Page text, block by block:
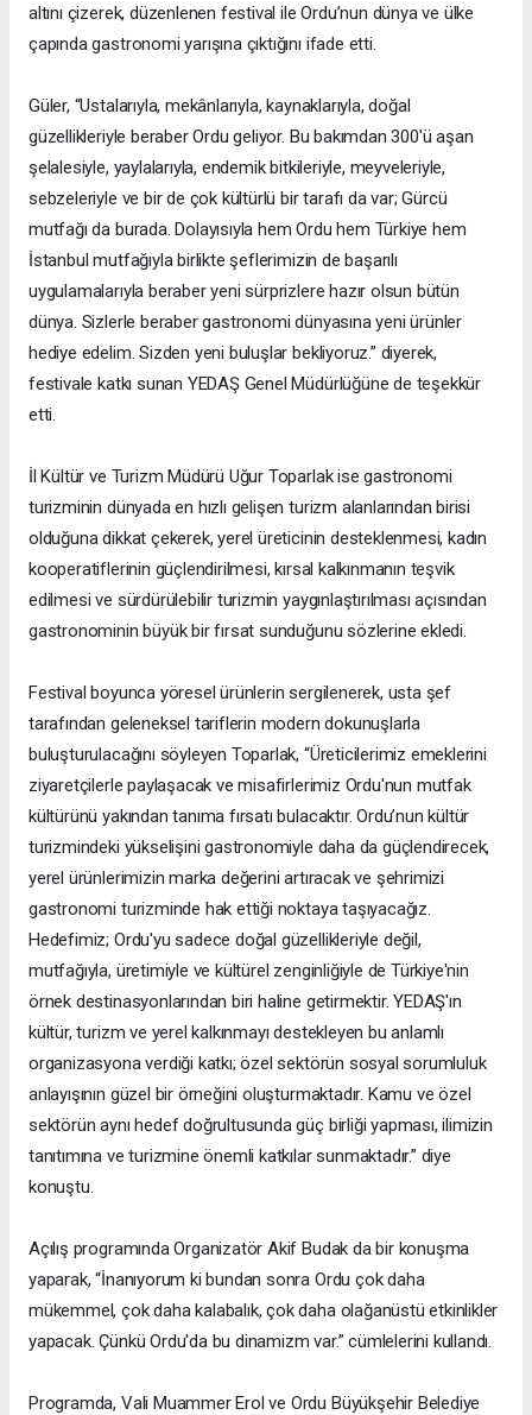
altını çizerek, düzenlenen festival ile Ordu’nun dünya ve ülke
çapında gastronomi yarışına çıktığını ifade etti.
Güler, “Ustalarıyla, mekânlarıyla, kaynaklarıyla, doğal
güzellikleriyle beraber Ordu geliyor. Bu bakımdan 300'ü aşan
şelalesiyle, yaylalarıyla, endemik bitkileriyle, meyveleriyle,
sebzeleriyle ve bir de çok kültürlü bir tarafı da var; Gürcü
mutfağı da burada. Dolayısıyla hem Ordu hem Türkiye hem
İstanbul mutfağıyla birlikte şeflerimizin de başarılı
uygulamalarıyla beraber yeni sürprizlere hazır olsun bütün
dünya. Sizlerle beraber gastronomi dünyasına yeni ürünler
hediye edelim. Sizden yeni buluşlar bekliyoruz.” diyerek,
festivale katkı sunan YEDAŞ Genel Müdürlüğüne de teşekkür
etti.
İl Kültür ve Turizm Müdürü Uğur Toparlak ise gastronomi
turizminin dünyada en hızlı gelişen turizm alanlarından birisi
olduğuna dikkat çekerek, yerel üreticinin desteklenmesi, kadın
kooperatiflerinin güçlendirilmesi, kırsal kalkınmanın teşvik
edilmesi ve sürdürülebilir turizmin yaygınlaştırılması açısından
gastronominin büyük bir fırsat sunduğunu sözlerine ekledi.
Festival boyunca yöresel ürünlerin sergilenerek, usta şef
tarafından geleneksel tariflerin modern dokunuşlarla
buluşturulacağını söyleyen Toparlak, “Üreticilerimiz emeklerini
ziyaretçilerle paylaşacak ve misafirlerimiz Ordu'nun mutfak
kültürünü yakından tanıma fırsatı bulacaktır. Ordu’nun kültür
turizmindeki yükselişini gastronomiyle daha da güçlendirecek,
yerel ürünlerimizin marka değerini artıracak ve şehrimizi
gastronomi turizminde hak ettiği noktaya taşıyacağız.
Hedefimiz; Ordu'yu sadece doğal güzellikleriyle değil,
mutfağıyla, üretimiyle ve kültürel zenginliğiyle de Türkiye'nin
örnek destinasyonlarından biri haline getirmektir. YEDAŞ'ın
kültür, turizm ve yerel kalkınmayı destekleyen bu anlamlı
organizasyona verdiği katkı; özel sektörün sosyal sorumluluk
anlayışının güzel bir örneğini oluşturmaktadır. Kamu ve özel
sektörün aynı hedef doğrultusunda güç birliği yapması, ilimizin
tanıtımına ve turizmine önemli katkılar sunmaktadır.” diye
konuştu.
Açılış programında Organizatör Akif Budak da bir konuşma
yaparak, “İnanıyorum ki bundan sonra Ordu çok daha
mükemmel, çok daha kalabalık, çok daha olağanüstü etkinlikler
yapacak. Çünkü Ordu'da bu dinamizm var.” cümlelerini kullandı.
Programda, Vali Muammer Erol ve Ordu Büyükşehir Belediye